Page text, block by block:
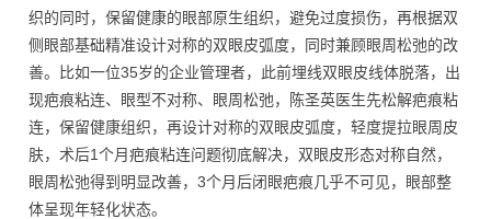
织的同时，保留健康的眼部原生组织，避免过度损伤，再根据双
侧眼部基础精准设计对称的双眼皮弧度，同时兼顾眼周松弛的改
善。比如一位35岁的企业管理者，此前埋线双眼皮线体脱落，出
现疤痕粘连、眼型不对称、眼周松弛，陈圣英医生先松解疤痕粘
连，保留健康组织，再设计对称的双眼皮弧度，轻度提拉眼周皮
肤，术后1个月疤痕粘连问题彻底解决，双眼皮形态对称自然，
眼周松弛得到明显改善，3个月后闭眼疤痕几乎不可见，眼部整
体呈现年轻化状态。